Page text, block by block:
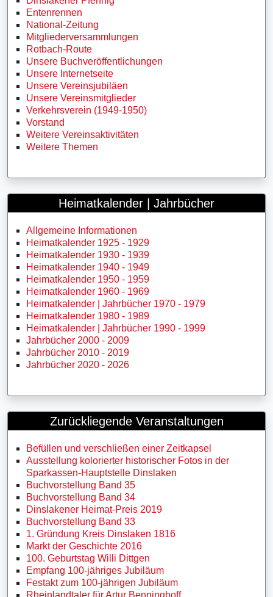
Entenrennen
National-Zeitung
Mitgliederversammlungen
Rotbach-Route
Unsere Buchveröffentlichungen
Unsere Internetseite
Unsere Vereinsjubiläen
Unsere Vereinsmitglieder
Verkehrsverein (1949-1950)
Vorstand
Weitere Vereinsaktivitäten
Weitere Themen
Heimatkalender | Jahrbücher
Allgemeine Informationen
Heimatkalender 1925 - 1929
Heimatkalender 1930 - 1939
Heimatkalender 1940 - 1949
Heimatkalender 1950 - 1959
Heimatkalender 1960 - 1969
Heimatkalender | Jahrbücher 1970 - 1979
Heimatkalender 1980 - 1989
Heimatkalender | Jahrbücher 1990 - 1999
Jahrbücher 2000 - 2009
Jahrbücher 2010 - 2019
Jahrbücher 2020 - 2026
Zurückliegende Veranstaltungen
Befüllen und verschließen einer Zeitkapsel
Ausstellung kolorierter historischer Fotos in der
Sparkassen-Hauptstelle Dinslaken
Buchvorstellung Band 35
Buchvorstellung Band 34
Dinslakener Heimat-Preis 2019
Buchvorstellung Band 33
1. Gründung Kreis Dinslaken 1816
Markt der Geschichte 2016
100. Geburtstag Willi Dittgen
Empfang 100-jähriges Jubiläum
Festakt zum 100-jährigen Jubiläum
Rheinlandtaler für Artur Benninghoff